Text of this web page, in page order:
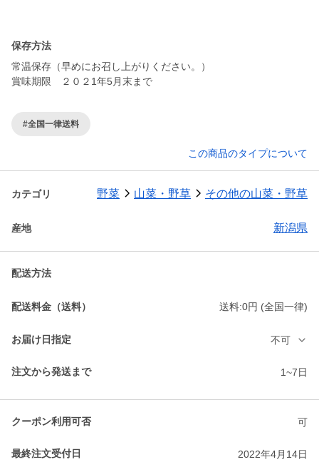
保存方法
常温保存（早めにお召し上がりください。）
#全国一律送料
この商品のタイプについて
カテゴリ 野菜 山菜・野草 その他の山菜・野草
産地 新潟県
配送方法
配送料金（送料） 送料:0円 (全国一律)
お届け日指定 不可
注文から発送まで 1~7日
クーポン利用可否 可
最終注文受付日 2022年4月14日